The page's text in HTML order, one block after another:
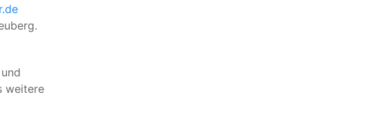
weitere